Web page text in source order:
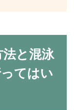
と混泳
てはい